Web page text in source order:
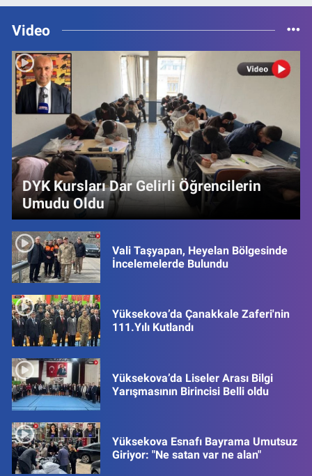
Video
DYK Kursları Dar Gelirli Öğrencilerin
Umudu Oldu
Vali Taşyapan, Heyelan Bölgesinde
İncelemelerde Bulundu
Yüksekova’da Çanakkale Zaferi'nin
111.Yılı Kutlandı
Yüksekova’da Liseler Arası Bilgi
Yarışmasının Birincisi Belli oldu
Yüksekova Esnafı Bayrama Umutsuz
Giriyor: "Ne satan var ne alan"